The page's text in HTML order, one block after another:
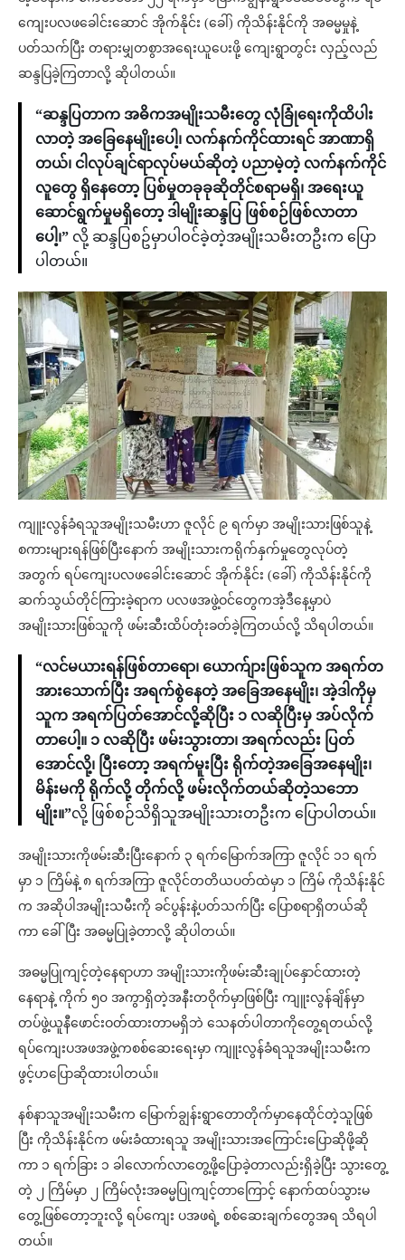
ကျေးပလဖခေါင်းဆောင် အိုက်နိုင်း (ခေါ်) ကိုသိန်းနိုင်ကို အဓမ္မမှုနဲ့
ပတ်သက်ပြီး တရားမျှတစွာအရေးယူပေးဖို့ ကျေးရွာတွင်း လှည့်လည်
ဆန္ဒပြခဲ့ကြတာလို့ ဆိုပါတယ်။
“ဆန္ဒပြတာက အဓိကအမျိုးသမီးတွေ လုံခြုံရေးကိုထိပါး
လာတဲ့ အခြေနေမျိုးပေါ့၊ လက်နက်ကိုင်ထားရင် အာဏာရှိ
တယ်၊ ငါလုပ်ချင်ရာလုပ်မယ်ဆိုတဲ့ ပညာမဲ့တဲ့ လက်နက်ကိုင်
လူတွေ ရှိနေတော့ ပြစ်မှုတခုခုဆိုတိုင်စရာမရှိ၊ အရေးယူ
ဆောင်ရွက်မှုမရှိတော့ ဒါမျိုးဆန္ဒပြ ဖြစ်စဉ်ဖြစ်လာတာ
ပေါ့၊” လို့ ဆန္ဒပြစဥ်မှာပါဝင်ခဲ့တဲ့အမျိုးသမီးတဦးက ပြော
ပါတယ်။
ကျူးလွန်ခံရသူအမျိုးသမီးဟာ ဇူလိုင် ၉ ရက်မှာ အမျိုးသားဖြစ်သူနဲ့
စကားများရန်ဖြစ်ပြီးနောက် အမျိုးသားကရိုက်နှက်မှုတွေလုပ်တဲ့
အတွက် ရပ်ကျေးပလဖခေါင်းဆောင် အိုက်နိုင်း (ခေါ်) ကိုသိန်းနိုင်ကို
ဆက်သွယ်တိုင်ကြားခဲ့ရာက ပလဖအဖွဲ့ဝင်တွေကအဲ့ဒီနေ့မှာပဲ
အမျိုးသားဖြစ်သူကို ဖမ်းဆီးထိပ်တုံးခတ်ခဲ့ကြတယ်လို့ သိရပါတယ်။
“လင်မယားရန်ဖြစ်တာရော၊ ယောက်ျားဖြစ်သူက အရက်တ
အားသောက်ပြီး အရက်စွဲနေတဲ့ အခြေအနေမျိုး၊ အဲ့ဒါကိုမှ
သူက အရက်ပြတ်အောင်လို့ဆိုပြီး ၁ လဆိုပြီးမှ အပ်လိုက်
တာပေါ့။ ၁ လဆိုပြီး ဖမ်းသွားတာ၊ အရက်လည်း ပြတ်
အောင်လို့၊ ပြီးတော့ အရက်မူးပြီး ရိုက်တဲ့အခြေအနေမျိုး၊
မိန်းမကို ရိုက်လို့ တိုက်လို့ ဖမ်းလိုက်တယ်ဆိုတဲ့သဘော
မျိုး။”လို့ ဖြစ်စဉ်သိရှိသူအမျိုးသားတဦးက ပြောပါတယ်။
အမျိုးသားကိုဖမ်းဆီးပြီးနောက် ၃ ရက်မြောက်အကြာ ဇူလိုင် ၁၁ ရက်
မှာ ၁ ကြိမ်နဲ့ ၈ ရက်အကြာ ဇူလိုင်တတိယပတ်ထဲမှာ ၁ ကြိမ် ကိုသိန်းနိုင်
က အဆိုပါအမျိုးသမီးကို ခင်ပွန်းနဲ့ပတ်သက်ပြီး ပြောစရာရှိတယ်ဆို
ကာ ခေါ်ပြီး အဓမ္မပြုခဲ့တာလို့ ဆိုပါတယ်။
အဓမ္မပြုကျင့်တဲ့နေရာဟာ အမျိုးသားကိုဖမ်းဆီးချုပ်နှောင်ထားတဲ့
နေရာနဲ့ ကိုက် ၅၀ အကွာရှိတဲ့အနီးတဝိုက်မှာဖြစ်ပြီး ကျူးလွန်ချိန်မှာ
တပ်ဖွဲ့ယူနီဖောင်းဝတ်ထားတာမရှိဘဲ သေနတ်ပါတာကိုတွေ့ရတယ်လို့
ရပ်ကျေးပအဖအဖွဲ့ကစစ်ဆေးရေးမှာ ကျူးလွန်ခံရသူအမျိုးသမီးက
ဖွင့်ဟပြောဆိုထားပါတယ်။
နစ်နာသူအမျိုးသမီးက မြောက်ချွန်းရွာတောတိုက်မှာနေထိုင်တဲ့သူဖြစ်
ပြီး ကိုသိန်းနိုင်က ဖမ်းခံထားရသူ အမျိုးသားအကြောင်းပြောဆိုဖို့ဆို
ကာ ၁ ရက်ခြား ၁ ခါလောက်လာတွေ့ဖို့ပြောခဲ့တာလည်းရှိခဲ့ပြီး သွားတွေ့
တဲ့ ၂ ကြိမ်မှာ ၂ ကြိမ်လုံးအဓမ္မပြုကျင့်တာကြောင့် နောက်ထပ်သွားမ
တွေ့ဖြစ်တော့ဘူးလို့ ရပ်ကျေး ပအဖရဲ့ စစ်ဆေးချက်တွေအရ သိရပါ
တယ်။